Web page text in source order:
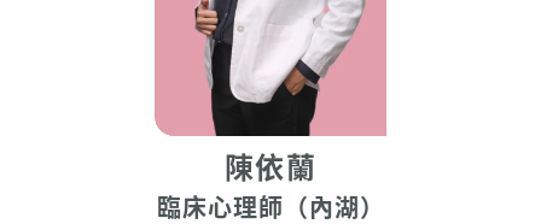
陳依蘭
臨床心理師（內湖）